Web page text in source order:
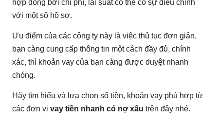
hợp đồng bởi chi phí, lãi suất có thể có sự điều chỉnh
với một số hồ sơ.
Ưu điểm của các công ty này là việc thủ tục đơn giản,
bạn càng cung cấp thông tin một cách đầy đủ, chính
xác, thì khoản vay của bạn càng được duyệt nhanh
chóng.
Hãy tìm hiểu và lựa chọn số tiền, khoản vay phù hợp từ
các đơn vị vay tiền nhanh có nợ xấu trên đây nhé.